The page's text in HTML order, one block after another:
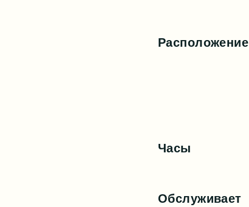
Расположение
Часы
Обслуживает